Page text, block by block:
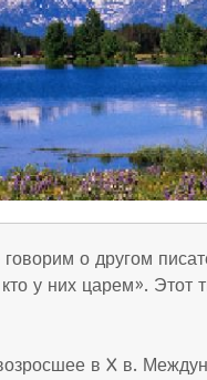
о другом
у них царем». Этот
в X в.